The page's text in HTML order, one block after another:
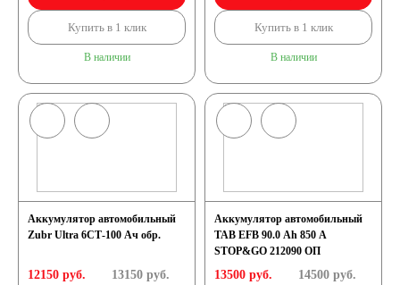
Купить в 1 клик
В наличии
Купить в 1 клик
В наличии
Аккумулятор автомобильный
Zubr Ultra 6СТ-100 Ач обр.
12150 руб. 13150руб.
Аккумулятор автомобильный
TAB EFB 90.0 Ah 850 A
STOP&GO 212090 ОП
13500 руб. 14500руб.